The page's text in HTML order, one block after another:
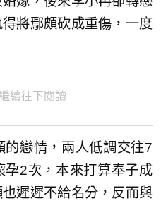
將鄢頗砍成重傷，一度
續往下閱讀
的戀情，兩人低調交往7
孕2次，本來打算奉子成
遲遲不給名分，反而與